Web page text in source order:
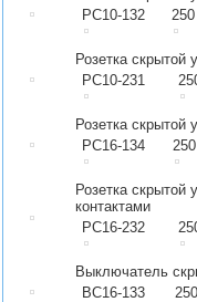
РС10-132
Розетка скрытой
РС10-231
Розетка скрытой
РС16-134
Розетка
контактами
РС16-232
Выключатель
ВС16-133